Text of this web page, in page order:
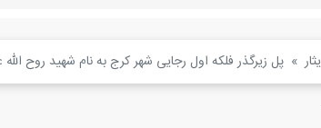
پل زیرگذر فلکه اول رجایی شهر کرج به نام شهید روح